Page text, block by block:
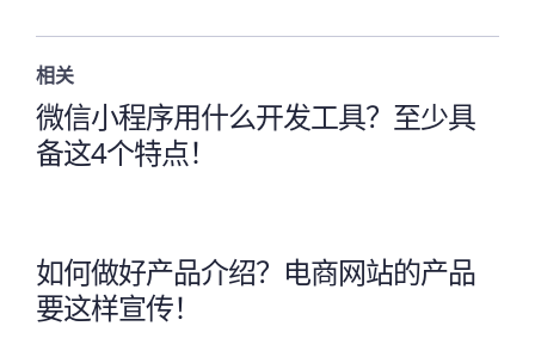
相关
微信小程序用什么开发工具？至少具
备这4个特点！
如何做好产品介绍？电商网站的产品
要这样宣传！